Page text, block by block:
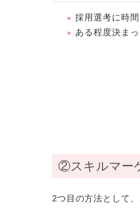
採用選考に時
ある程度決ま
②スキルマー
2つ目の方法として、